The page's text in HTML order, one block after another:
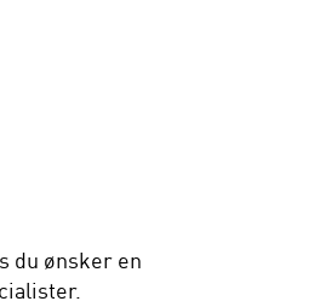
du ønsker en